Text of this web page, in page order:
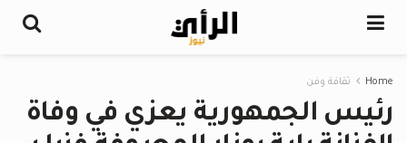
Home ثقافة وفن
رئيس الجمهورية يعزي في وفاة